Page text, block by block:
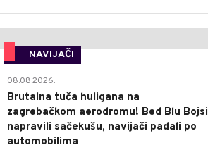
NAVIJAČI
08.08.2026.
Brutalna tuča huligana na
zagrebačkom aerodromu! Bed Blu Bojsi
napravili sačekušu, navijači padali po
automobilima